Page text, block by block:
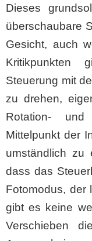
Dieses
überschaubare
Gesicht, auch
Kritikpunkten
Steuerung mit
zu drehen,
Rotation-
Mittelpunkt der
umständlich zu
dass das
Fotomodus, der
gibt es keine
Verschieben